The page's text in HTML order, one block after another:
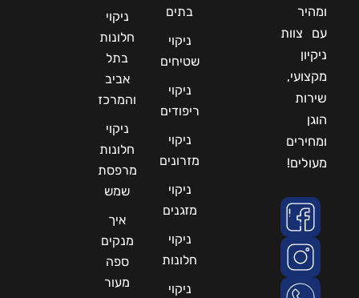
ומהיר
עם צוות
ניקיון
מקצועי,
שירות
הוגן
ומחירים
מעולים!
בתים
ניקוי
שטיחים
ניקוי
ריפודים
ניקוי
מזרונים
ניקוי
מזגנים
ניקוי
חלונות
ניקוי
ניקוי
חלונות
בתל
אביב
והמרכז
ניקוי
חלונות
מרפסת
שמש
איך
מנקים
ספה
מעור